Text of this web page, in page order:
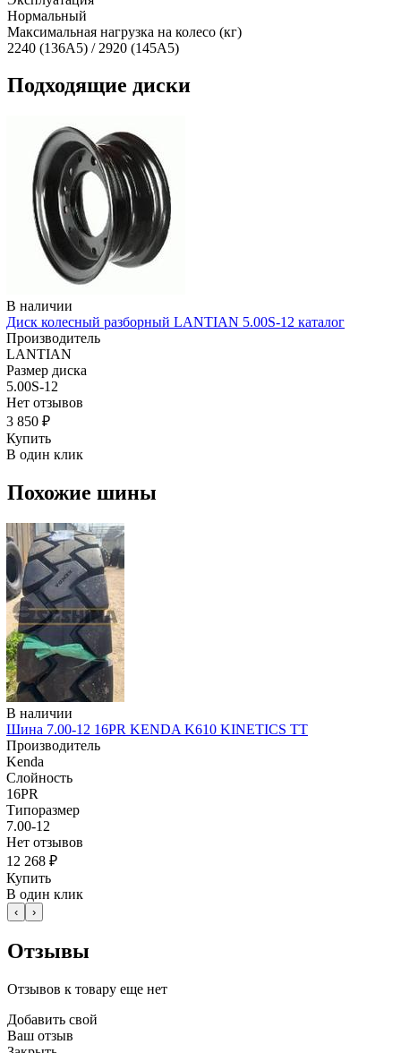
Нормальный
Максимальная нагрузка на колесо (кг)
2240 (136A5) / 2920 (145A5)
Подходящие диски
В наличии
Диск колесный разборный LANTIAN 5.00S-12 каталог
Производитель
LANTIAN
Размер диска
5.00S-12
Нет отзывов
3 850 ₽
Купить
В один клик
Похожие шины
В наличии
Шина 7.00-12 16PR KENDA K610 KINETICS TT
Производитель
Kenda
Слойность
16PR
Типоразмер
7.00-12
Нет отзывов
12 268 ₽
Купить
В один клик
‹ ›
Отзывы
Отзывов к товару еще нет
Добавить свой
Ваш отзыв